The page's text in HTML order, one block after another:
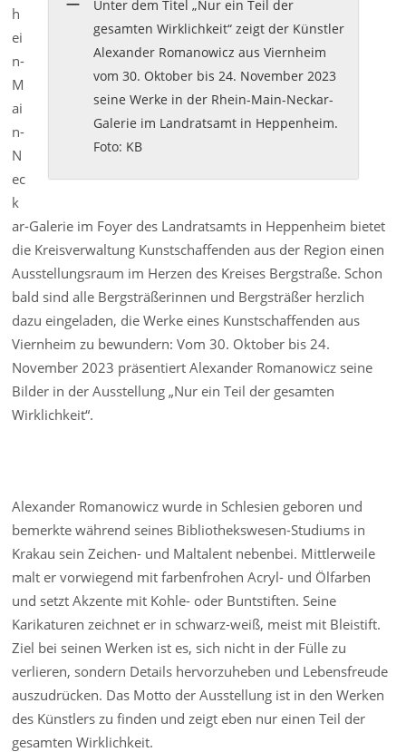
Unter dem Titel „Nur ein Teil der
gesamten Wirklichkeit“ zeigt der Künstler
Alexander Romanowicz aus Viernheim
vom 30. Oktober bis 24. November 2023
seine Werke in der Rhein-Main-Neckar-
Galerie im Landratsamt in Heppenheim.
Foto: KB
h
ei
n-
M
ai
n-
N
ec
k
ar-Galerie im Foyer des Landratsamts in Heppenheim bietet
die Kreisverwaltung Kunstschaffenden aus der Region einen
Ausstellungsraum im Herzen des Kreises Bergstraße. Schon
bald sind alle Bergsträßerinnen und Bergsträßer herzlich
dazu eingeladen, die Werke eines Kunstschaffenden aus
Viernheim zu bewundern: Vom 30. Oktober bis 24.
November 2023 präsentiert Alexander Romanowicz seine
Bilder in der Ausstellung „Nur ein Teil der gesamten
Wirklichkeit“.
Alexander Romanowicz wurde in Schlesien geboren und
bemerkte während seines Bibliothekswesen-Studiums in
Krakau sein Zeichen- und Maltalent nebenbei. Mittlerweile
malt er vorwiegend mit farbenfrohen Acryl- und Ölfarben
und setzt Akzente mit Kohle- oder Buntstiften. Seine
Karikaturen zeichnet er in schwarz-weiß, meist mit Bleistift.
Ziel bei seinen Werken ist es, sich nicht in der Fülle zu
verlieren, sondern Details hervorzuheben und Lebensfreude
auszudrücken. Das Motto der Ausstellung ist in den Werken
des Künstlers zu finden und zeigt eben nur einen Teil der
gesamten Wirklichkeit.